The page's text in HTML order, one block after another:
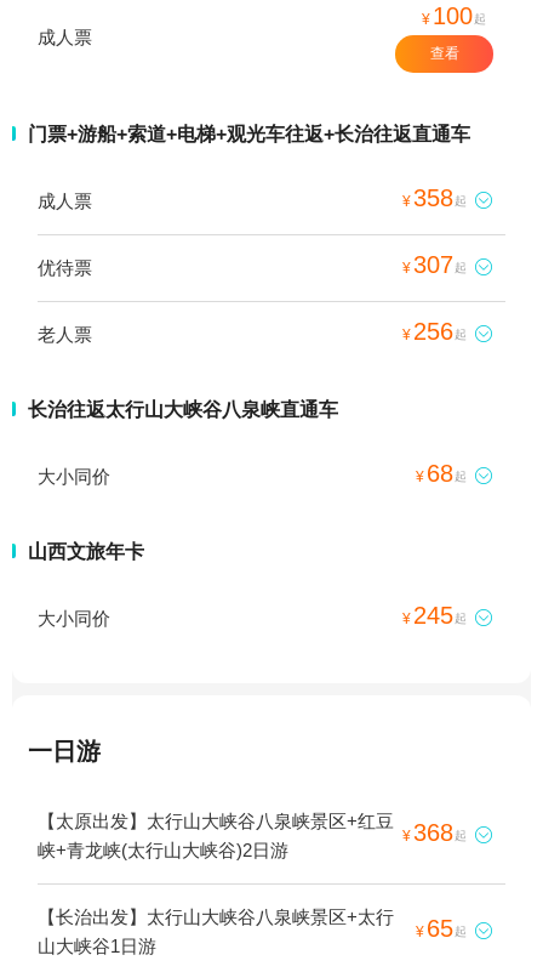
成人票
¥ 100起
查看
门票+游船+索道+电梯+观光车往返+长治往返直通车
成人票 ¥358起 
优待票 ¥307起 
老人票 ¥ 256起 
长治往返太行山大峡谷八泉峡直通车
大小同价 ¥ 68起 
山西文旅年卡
大小同价 ¥ 245起 
一日游
【太原出发】太行山大峡谷八泉峡景区+红豆
峡+青龙峡(太行山大峡谷)2日游
¥368起 
【长治出发】太行山大峡谷八泉峡景区+太行
山大峡谷1日游
¥ 65起 